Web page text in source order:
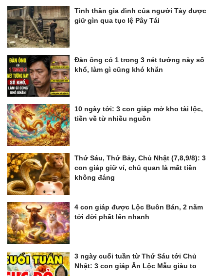
Tình thân gia đình của người Tày được
giữ gìn qua tục lệ Pây Tái
Đàn ông có 1 trong 3 nét tướng này số
khổ, làm gì cũng khó khăn
10 ngày tới: 3 con giáp mở kho tài lộc,
tiền về từ nhiều nguồn
Thứ Sáu, Thứ Bảy, Chủ Nhật (7,8,9/8): 3
con giáp giữ ví, chủ quan là mất tiền
không đáng
4 con giáp được Lộc Buôn Bán, 2 năm
tới đời phất lên nhanh
3 ngày cuối tuần từ Thứ Sáu tới Chủ
Nhật: 3 con giáp Ăn Lộc Mẫu giàu to